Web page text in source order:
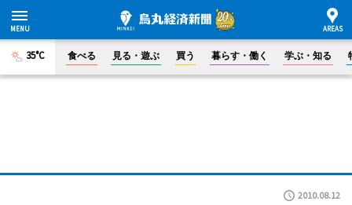
35°C 食べる 見る・遊ぶ 買う 暮らす・働く 学ぶ・知る
2010.08.12